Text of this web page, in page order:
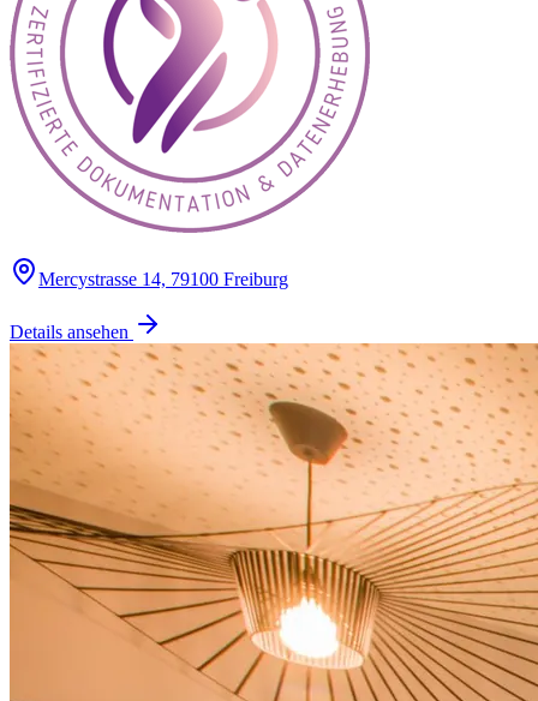
Mercystrasse 14, 79100 Freiburg
Details ansehen